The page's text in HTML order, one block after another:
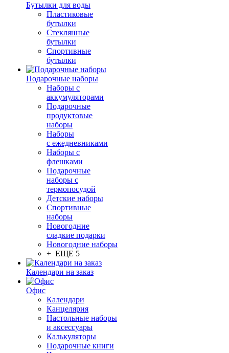
Бутылки для воды
Пластиковые
бутылки
Стеклянные
бутылки
Спортивные
бутылки
Подарочные наборы
Наборы с
аккумуляторами
Подарочные
продуктовые
наборы
Наборы
с ежедневниками
Наборы с
флешками
Подарочные
наборы с
термопосудой
Детские наборы
Спортивные
наборы
Новогодние
сладкие подарки
Новогодние наборы
+ ЕЩЕ 5
Календари на заказ
Офис
Календари
Канцелярия
Настольные наборы
и аксессуары
Калькуляторы
Подарочные книги